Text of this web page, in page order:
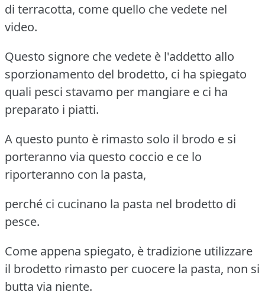
di terracotta, come quello che vedete nel
video.
Questo signore che vedete è l'addetto allo
sporzionamento del brodetto, ci ha spiegato
quali pesci stavamo per mangiare e ci ha
preparato i piatti.
A questo punto è rimasto solo il brodo e si
porteranno via questo coccio e ce lo
riporteranno con la pasta,
perché ci cucinano la pasta nel brodetto di
pesce.
Come appena spiegato, è tradizione utilizzare
il brodetto rimasto per cuocere la pasta, non si
butta via niente.